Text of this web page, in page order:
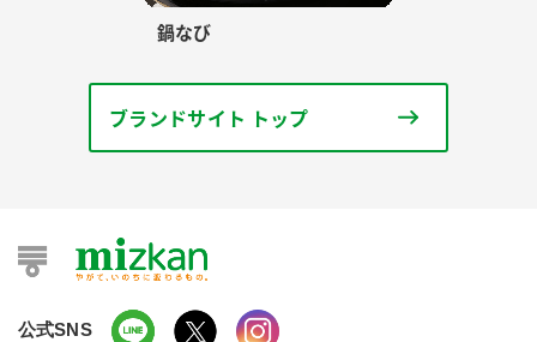
鍋なび
ブランドサイト トップ
公式SNS